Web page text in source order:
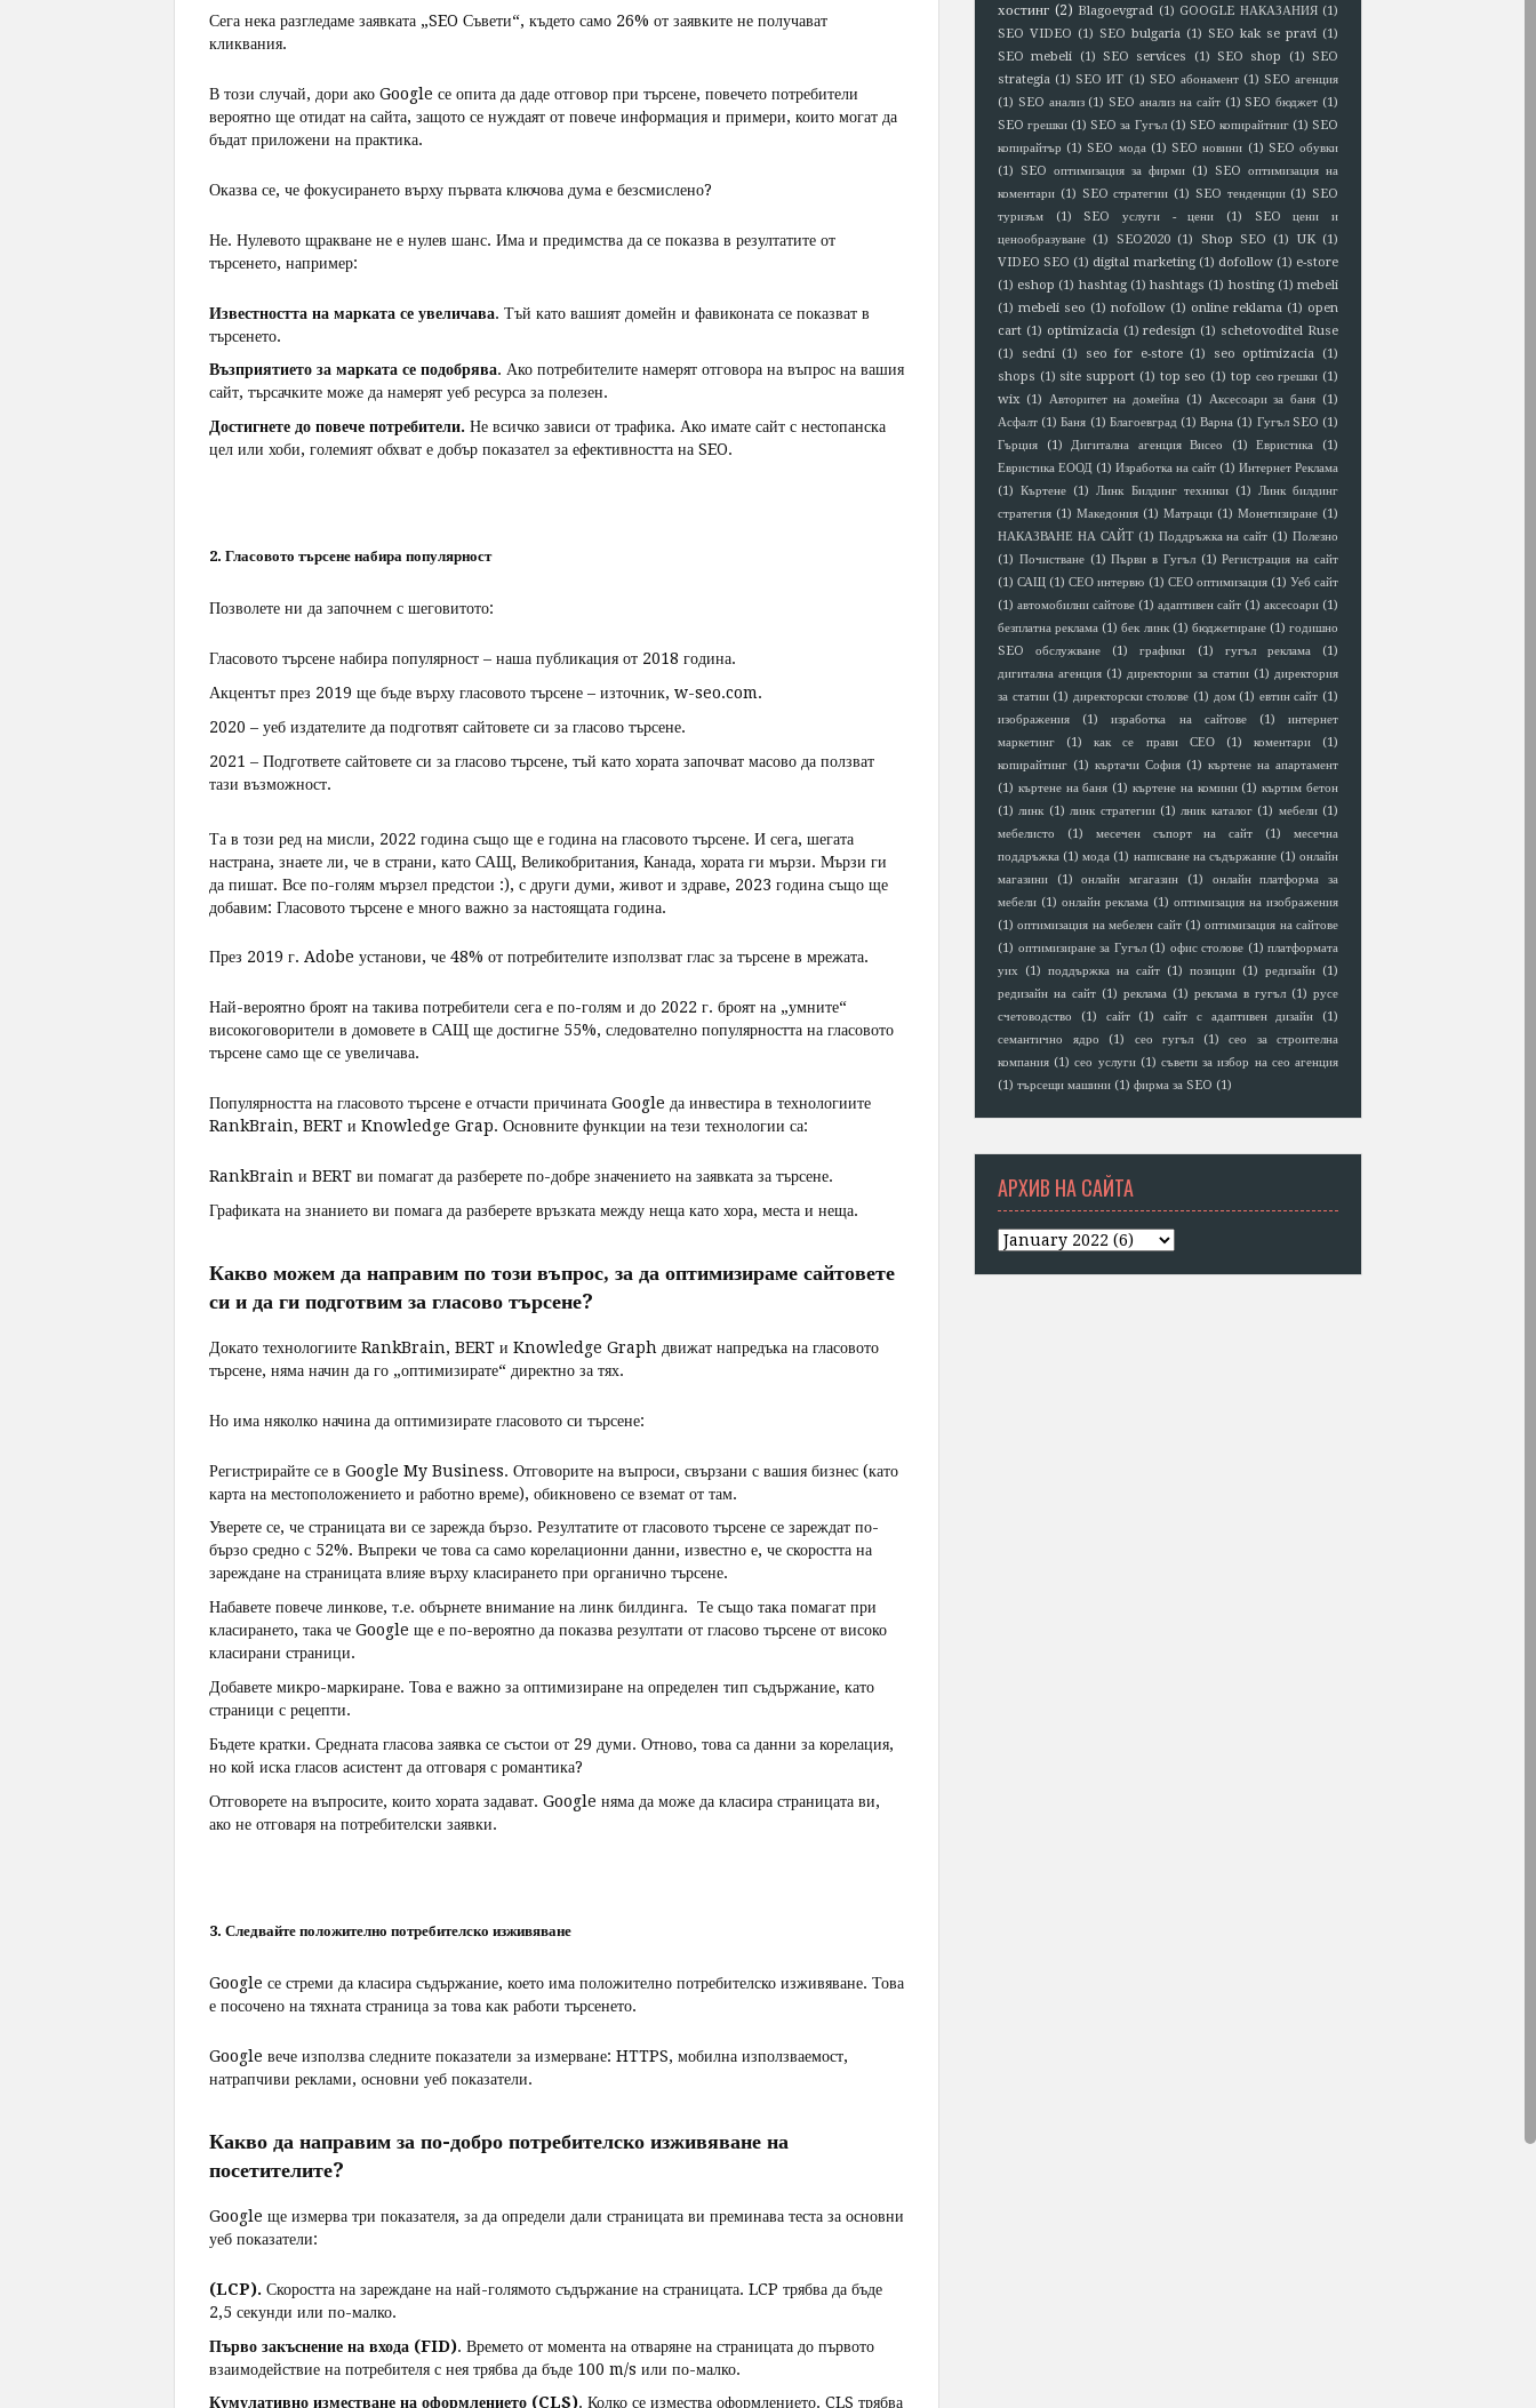
Сега нека разгледаме заявката „SEO Съвети“, където само 26% от заявките не получават
кликвания.
В този случай, дори ако Google се опита да даде отговор при търсене, повечето потребители
вероятно ще отидат на сайта, защото се нуждаят от повече информация и примери, които могат да
бъдат приложени на практика.
Оказва се, че фокусирането върху първата ключова дума е безсмислено?
Не. Нулевото щракване не е нулев шанс. Има и предимства да се показва в резултатите от
търсенето, например:
Известността на марката се увеличава. Тъй като вашият домейн и фавиконата се показват в
търсенето.
Възприятието за марката се подобрява. Ако потребителите намерят отговора на въпрос на вашия
сайт, търсачките може да намерят уеб ресурса за полезен.
Достигнете до повече потребители. Не всичко зависи от трафика. Ако имате сайт с нестопанска
цел или хоби, големият обхват е добър показател за ефективността на SEO.
2. Гласовото търсене набира популярност
Позволете ни да започнем с шеговитото:
Гласовото търсене набира популярност – наша публикация от 2018 година.
Акцентът през 2019 ще бъде върху гласовото търсене – източник, w-seo.com.
2020 – уеб издателите да подготвят сайтовете си за гласово търсене.
2021 – Подгответе сайтовете си за гласово търсене, тъй като хората започват масово да ползват
тази възможност.
Та в този ред на мисли, 2022 година също ще е година на гласовото търсене. И сега, шегата
настрана, знаете ли, че в страни, като САЩ, Великобритания, Канада, хората ги мързи. Мързи ги
да пишат. Все по-голям мързел предстои :), с други думи, живот и здраве, 2023 година също ще
добавим: Гласовото търсене е много важно за настоящата година.
През 2019 г. Adobe установи, че 48% от потребителите използват глас за търсене в мрежата.
Най-вероятно броят на такива потребители сега е по-голям и до 2022 г. броят на „умните“
високоговорители в домовете в САЩ ще достигне 55%, следователно популярността на гласовото
търсене само ще се увеличава.
Популярността на гласовото търсене е отчасти причината Google да инвестира в технологиите
RankBrain, BERT и Knowledge Grap. Основните функции на тези технологии са:
RankBrain и BERT ви помагат да разберете по-добре значението на заявката за търсене.
Графиката на знанието ви помага да разберете връзката между неща като хора, места и неща.
Какво можем да направим по този въпрос, за да оптимизираме сайтовете
си и да ги подготвим за гласово търсене?
Докато технологиите RankBrain, BERT и Knowledge Graph движат напредъка на гласовото
търсене, няма начин да го „оптимизирате“ директно за тях.
Но има няколко начина да оптимизирате гласовото си търсене:
Регистрирайте се в Google My Business. Отговорите на въпроси, свързани с вашия бизнес (като
карта на местоположението и работно време), обикновено се вземат от там.
Уверете се, че страницата ви се зарежда бързо. Резултатите от гласовото търсене се зареждат по-
бързо средно с 52%. Въпреки че това са само корелационни данни, известно е, че скоростта на
зареждане на страницата влияе върху класирането при органично търсене.
Набавете повече линкове, т.е. обърнете внимание на линк билдинга. Те също така помагат при
класирането, така че Google ще е по-вероятно да показва резултати от гласово търсене от високо
класирани страници.
Добавете микро-маркиране. Това е важно за оптимизиране на определен тип съдържание, като
страници с рецепти.
Бъдете кратки. Средната гласова заявка се състои от 29 думи. Отново, това са данни за корелация,
но кой иска гласов асистент да отговаря с романтика?
Отговорете на въпросите, които хората задават. Google няма да може да класира страницата ви,
ако не отговаря на потребителски заявки.
3. Следвайте положително потребителско изживяване
Google се стреми да класира съдържание, което има положително потребителско изживяване. Това
е посочено на тяхната страница за това как работи търсенето.
Google вече използва следните показатели за измерване: HTTPS, мобилна използваемост,
натрапчиви реклами, основни уеб показатели.
Какво да направим за по-добро потребителско изживяване на
посетителите?
Google ще измерва три показателя, за да определи дали страницата ви преминава теста за основни
уеб показатели:
(LCP). Скоростта на зареждане на най-голямото съдържание на страницата. LCP трябва да бъде
2,5 секунди или по-малко.
Първо закъснение на входа (FID). Времето от момента на отваряне на страницата до първото
взаимодействие на потребителя с нея трябва да бъде 100 m/s или по-малко.
Кумулативно изместване на оформлението (CLS). Колко се измества оформлението. CLS трябва
хостинг (2) Blagoevgrad (1) GOOGLE НАКАЗАНИЯ (1)
SEO VIDEO (1) SEO bulgaria (1) SEO kak se pravi (1)
SEO mebeli
(1) SEO services (1) SEO shop (1) SEO
strategia (1) SEO ИТ (1) SEO абонамент (1) SEO агенция
(1) SEO анализ (1) SEO анализ на сайт (1) SEO бюджет (1)
SEO грешки (1) SEO за Гугъл (1) SEO копирайтниг (1) SEO
копирайтър (1) SEO мода (1) SEO новини (1) SEO обувки
(1) SEO оптимизация за фирми (1) SEO оптимизация на
коментари (1) SEO стратегии (1) SEO тенденции (1) SEO
туризъм
(1) SEO услуги - цени (1)
SEO цени и
ценообразуване (1) SEO2020 (1) Shop SEO (1) UK (1)
VIDEO SEO (1) digital marketing (1) dofollow (1) e-store
(1) eshop (1) hashtag (1) hashtags (1) hosting (1) mebeli
(1) mebeli seo (1) nofollow (1) online reklama (1) open
cart (1) optimizacia (1) redesign (1) schetovoditel Ruse
(1)
sedni (1) seo for e-store (1) seo optimizacia
(1)
shops (1) site support (1) top seo (1) top сео грешки (1)
wix (1) Авторитет на домейна (1) Аксесоари за баня (1)
Асфалт (1) Баня (1) Благоевград (1) Варна (1) Гугъл SEO (1)
Гърция
(1) Дигитална агенция Висео (1) Евристика
(1)
Евристика ЕООД (1) Изработка на сайт (1) Интернет Реклама
(1) Къртене (1) Линк Билдинг техники (1) Линк билдинг
стратегия (1) Македония (1) Матраци (1) Монетизиране (1)
НАКАЗВАНЕ НА САЙТ (1) Поддръжка на сайт (1) Полезно
(1) Почистване (1) Първи в Гугъл (1) Регистрация на сайт
(1) САЩ (1) СЕО интервю (1) СЕО оптимизация (1) Уеб сайт
(1) автомобилни сайтове (1) адаптивен сайт (1) аксесоари (1)
безплатна реклама (1) бек линк (1) бюджетиране (1) годишно
SEO обслужване
(1) графики (1) гугъл реклама
(1)
дигитална агенция (1) директории за статии (1) директория
за статии (1) директорски столове (1) дом (1) евтин сайт (1)
изображения
(1) изработка на сайтове (1)
интернет
маркетинг
(1) как се прави СЕО (1) коментари
(1)
копирайтинг (1) къртачи София (1) къртене на апартамент
(1) къртене на баня (1) къртене на комини (1) къртим бетон
(1) линк (1) линк стратегии (1) лник каталог (1) мебели (1)
мебелисто
(1) месечен съпорт на сайт (1)
месечна
поддръжка (1) мода (1) написване на съдържание (1) онлайн
магазини
(1) онлайн мгагазин (1)
онлайн платформа за
мебели (1) онлайн реклама (1) оптимизация на изображения
(1) оптимизация на мебелен сайт (1) оптимизация на сайтове
(1) оптимизиране за Гугъл (1) офис столове (1) платформата
уих (1) поддържка на сайт (1) позиции (1) редизайн (1)
редизайн на сайт (1) реклама (1) реклама в гугъл (1) русе
счетоводство
(1) сайт (1) сайт с адаптивен дизайн
(1)
семантично ядро
(1) сео гугъл (1)
сео за строителна
компания (1) сео услуги (1) съвети за избор на сео агенция
(1) търсещи машини (1) фирма за SEO (1)
АРХИВ НА САЙТА